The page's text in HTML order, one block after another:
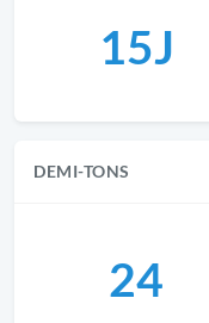
15J
DEMI-TONS
24